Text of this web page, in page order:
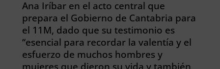
Ana Iríbar en el acto central que
prepara el Gobierno de Cantabria para
el 11M, dado que su testimonio es
“esencial para recordar la valentía y el
esfuerzo de muchos hombres y
mujeres que dieron su vida y también